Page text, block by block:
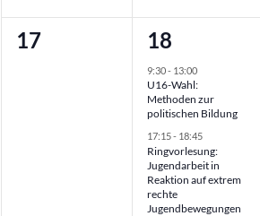
0
Veranstaltungen,
17
2
18
9:30- 13:00
U16-Wahl:
Methoden zur
politischen Bildung
17:15- 18:45
Ringvorlesung:
Jugendarbeit in
Reaktion auf extrem
rechte
Jugendbewegungen